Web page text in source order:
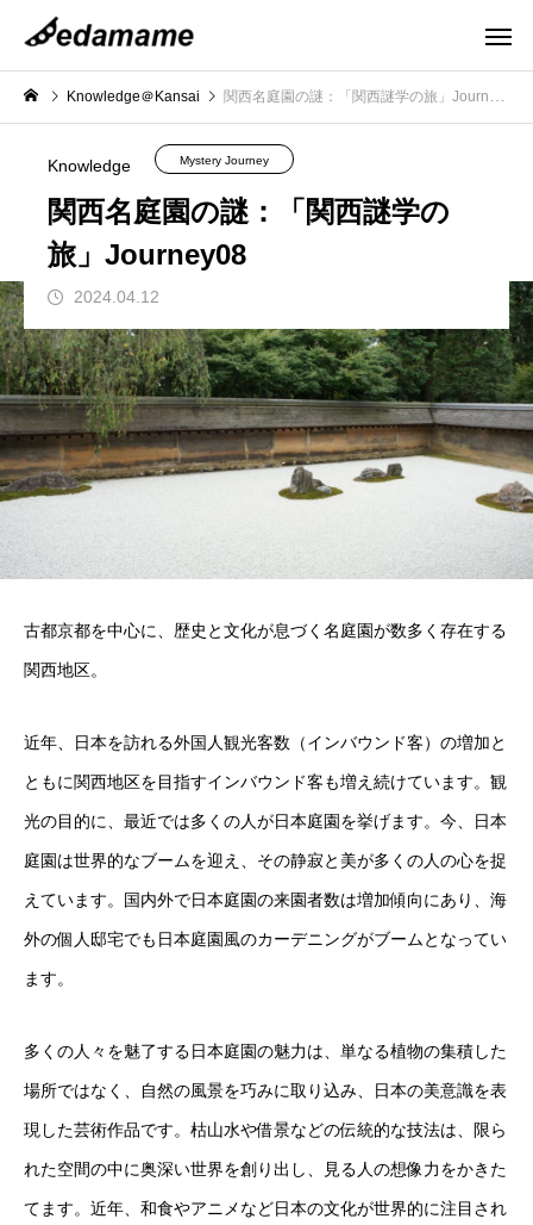
Knowledge＠Kansai 関西名庭園の謎：「関西謎学の旅」Journey08
Knowledge Mystery Journey
関西名庭園の謎：「関西謎学の
旅」Journey08
2024.04.12
古都京都を中心に、歴史と文化が息づく名庭園が数多く存在する
関西地区。
近年、日本を訪れる外国人観光客数（インバウンド客）の増加と
ともに関西地区を目指すインバウンド客も増え続けています。観
光の目的に、最近では多くの人が日本庭園を挙げます。今、日本
庭園は世界的なブームを迎え、その静寂と美が多くの人の心を捉
えています。国内外で日本庭園の来園者数は増加傾向にあり、海
外の個人邸宅でも日本庭園風のカーデニングがブームとなってい
ます。
多くの人々を魅了する日本庭園の魅力は、単なる植物の集積した
場所ではなく、自然の風景を巧みに取り込み、日本の美意識を表
現した芸術作品です。枯山水や借景などの伝統的な技法は、限ら
れた空間の中に奥深い世界を創り出し、見る人の想像力をかきた
てます。近年、和食やアニメなど日本の文化が世界的に注目され